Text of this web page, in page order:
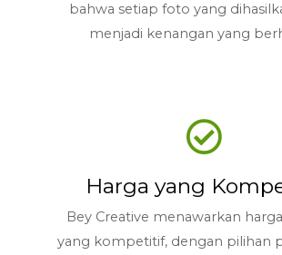
bahwa setiap foto yang
menjadi kenangan yang
Harga yang
Bey Creative menawarkan
yang kompetitif, dengan pilihan